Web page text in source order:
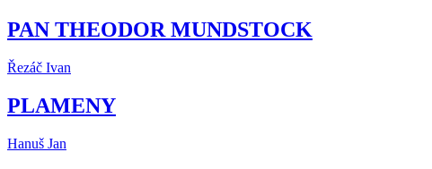
PAN THEODOR MUNDSTOCK
Řezáč Ivan
PLAMENY
Hanuš Jan